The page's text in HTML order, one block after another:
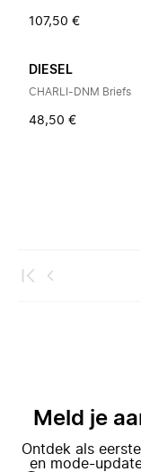
107,50 €
DIESEL
CHARLI-DNM Briefs
48,50 €
Meld je
Ontdek als
en mode-